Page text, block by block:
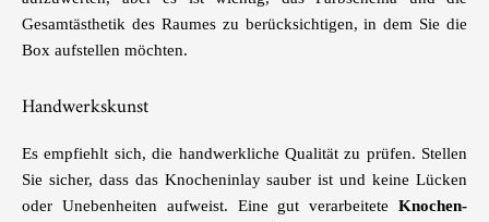
Gesamtästhetik des Raumes zu berücksichtigen, in dem Sie die
Box aufstellen möchten.
Handwerkskunst
Es empfiehlt sich, die handwerkliche Qualität zu prüfen. Stellen
Sie sicher, dass das Knocheninlay sauber ist und keine Lücken
oder Unebenheiten aufweist. Eine gut verarbeitete Knochen-